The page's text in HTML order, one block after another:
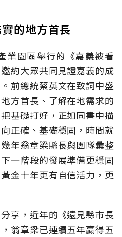
的地方首長
業園區舉行的《嘉義被看
約大眾共同見證嘉義的成
前總統蔡英文在致詞中盛
方首長、了解在地需求的
基礎打好，正如同書中描
正確、基礎穩固，時間就
年翁章梁縣長與團隊彙整
一階段的發展準備更穩固
金十年更有自信活力，更
享，近年的《遠見縣市長
翁章梁已連續五年贏得五